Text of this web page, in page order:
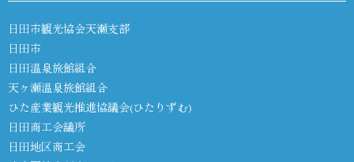
日田市観光協会天瀬支部
日田市
日田温泉旅館組合
天ヶ瀬温泉旅館組合
ひた産業観光推進協議会(ひたりずむ)
日田商工会議所
日田地区商工会